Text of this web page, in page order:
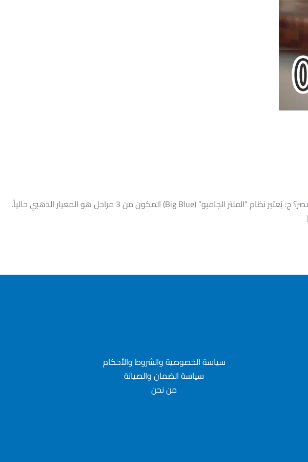
فلتر مياه عمومي: دليل اختيار أنظمة التنقية المركزية في مصر س: ما هو أفضل نوع فلتر مياه عمومي للمنازل في مصر؟ ج: يُعتبر نظام “الفلتر الجامبو” (Big Blue) المكون من 3 مراحل هو المعيار الذهبي حالياً.
سياسة الخصوصية والشروط والأحكام
سياسة الضمان والصيانة
من نحن